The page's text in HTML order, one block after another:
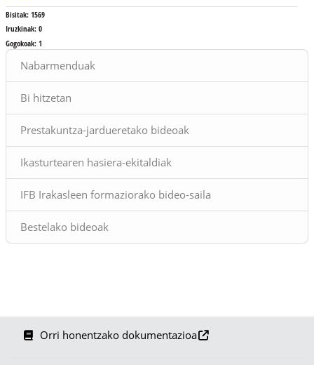
Blokeak
Nabarmenduak
Bi hitzetan
Prestakuntza-jardueretako bideoak
Ikasturtearen hasiera-ekitaldiak
IFB Irakasleen formaziorako bideo-saila
Bestelako bideoak
Bisitak: 1569
Iruzkinak: 0
Gogokoak: 1
Orri honentzako dokumentazioa